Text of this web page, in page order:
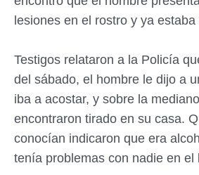
lesiones en el rostro y ya
Testigos relataron a la Policía
del sábado, el hombre le dijo a
iba a acostar, y sobre la
encontraron tirado en su casa.
conocían indicaron que era
tenía problemas con nadie en el